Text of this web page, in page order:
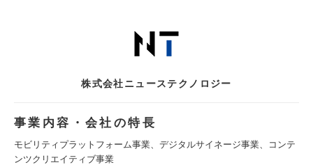
株式会社ニューステクノロジー
事業内容・会社の特長
モビリティプラットフォーム事業、デジタルサイネージ事業、コンテ
ンツクリエイティブ事業